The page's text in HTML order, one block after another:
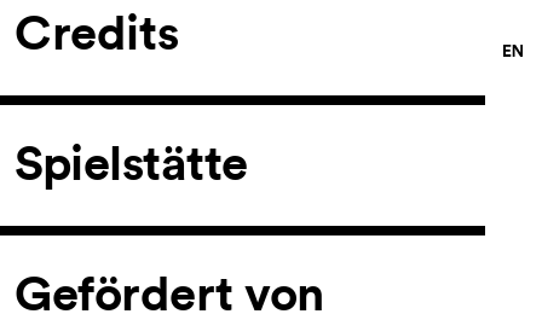
Credits
Spielstätte
Gefördert von